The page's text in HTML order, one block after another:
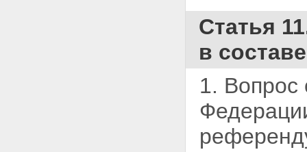
Статья
в
1. Вопрос